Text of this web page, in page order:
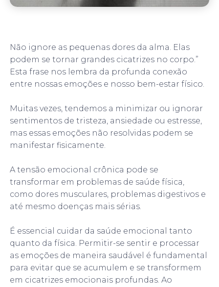
Não ignore as pequenas dores da alma. Elas
podem se tornar grandes cicatrizes no corpo.”
Esta frase nos lembra da profunda conexão
entre nossas emoções e nosso bem-estar físico.
Muitas vezes, tendemos a minimizar ou ignorar
sentimentos de tristeza, ansiedade ou estresse,
mas essas emoções não resolvidas podem se
manifestar fisicamente.
A tensão emocional crônica pode se
transformar em problemas de saúde física,
como dores musculares, problemas digestivos e
até mesmo doenças mais sérias.
É essencial cuidar da saúde emocional tanto
quanto da física. Permitir-se sentir e processar
as emoções de maneira saudável é fundamental
para evitar que se acumulem e se transformem
em cicatrizes emocionais profundas. Ao